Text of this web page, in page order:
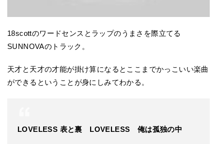
18scottのワードセンスとラップのうまさを際立てる
SUNNOVAのトラック。
天才と天才の才能が掛け算になるとここまでかっこいい楽曲
ができるということが身にしみてわかる。
LOVELESS 表と裏 LOVELESS 俺は孤独の中